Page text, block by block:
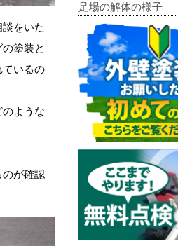
をいた
塗装と
いるの
ような
が確認
足場の解体の様子